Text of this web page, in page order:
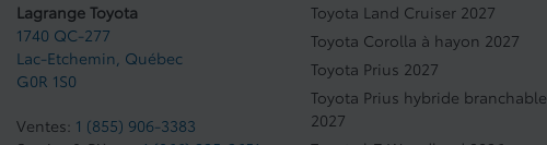
Lagrange Toyota
1740 QC-277
Lac-Etchemin, Québec
G0R 1S0
Ventes: 1 (855) 906-3383
Toyota Land Cruiser 2027
Toyota Corolla à hayon 2027
Toyota Prius 2027
Toyota Prius hybride branchable
2027